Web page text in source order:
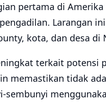
pertama di
Larangan
kota, dan desa di
terkait potensi
memastikan tidak
sembunyi